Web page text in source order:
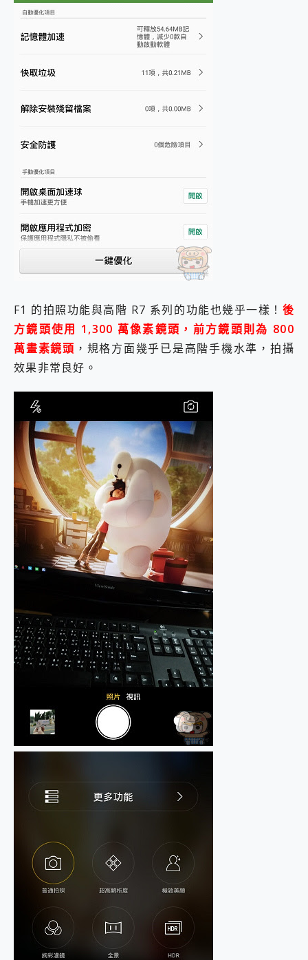
F1 的拍照功能與高階 R7 系列的功能也幾乎一樣！ 後
方鏡頭使用 1,300 萬像素鏡頭，前方鏡頭則為 800
萬畫素鏡頭 ，規格方面幾乎已是高階手機水準，拍攝
效果非常良好。